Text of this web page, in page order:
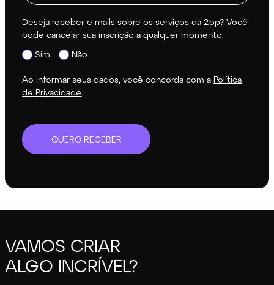
Deseja receber e-mails sobre os serviços da 2op? Você
pode cancelar sua inscrição a qualquer momento.
Sim
Não
Ao informar seus dados, você concorda com aPolítica
de Privacidade.
QUERO RECEBER
VAMOS CRIAR
ALGO INCRÍVEL?